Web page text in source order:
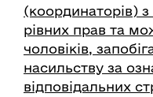
(координаторів)
рівних прав та
чоловіків,
насильству за
відповідальних